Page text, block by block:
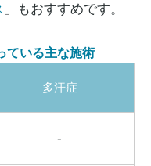
」もおすすめです。
ている主な施術
多汗症
-